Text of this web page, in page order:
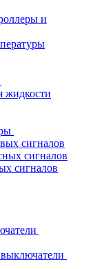
и
жидкости
сигналов
сигналов
сигналов